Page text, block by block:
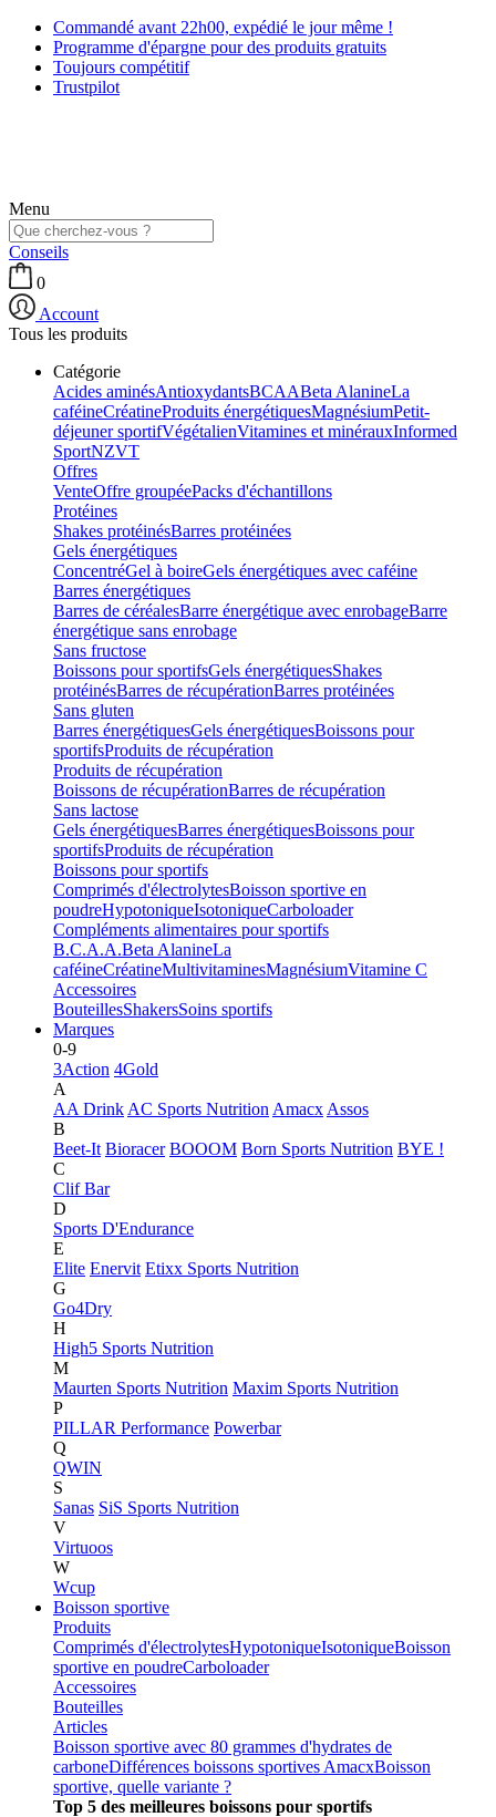
Commandé avant 22h00, expédié le jour même !
Programme d'épargne pour des produits gratuits
Toujours compétitif
Trustpilot
Menu
Conseils
0
Account
Tous les produits
Catégorie
Acides aminésAntioxydantsBCAABeta AlanineLa
caféineCréatineProduits énergétiquesMagnésiumPetit-
déjeuner sportifVégétalienVitamines et minérauxInformed
SportNZVT
Offres
VenteOffre groupéePacks d'échantillons
Protéines
Shakes protéinésBarres protéinées
Gels énergétiques
ConcentréGel à boireGels énergétiques avec caféine
Barres énergétiques
Barres de céréalesBarre énergétique avec enrobageBarre
énergétique sans enrobage
Sans fructose
Boissons pour sportifsGels énergétiquesShakes
protéinésBarres de récupérationBarres protéinées
Sans gluten
Barres énergétiquesGels énergétiquesBoissons pour
sportifsProduits de récupération
Produits de récupération
Boissons de récupérationBarres de récupération
Sans lactose
Gels énergétiquesBarres énergétiquesBoissons pour
sportifsProduits de récupération
Boissons pour sportifs
Comprimés d'électrolytesBoisson sportive en
poudreHypotoniqueIsotoniqueCarboloader
Compléments alimentaires pour sportifs
B.C.A.A.Beta AlanineLa
caféineCréatineMultivitaminesMagnésiumVitamine C
Accessoires
BouteillesShakersSoins sportifs
Marques
0-9
3Action 4Gold
A
AA Drink AC Sports Nutrition Amacx Assos
B
Beet-It Bioracer BOOOM Born Sports Nutrition BYE !
C
Clif Bar
D
Sports D'Endurance
E
Elite Enervit Etixx Sports Nutrition
G
Go4Dry
H
High5 Sports Nutrition
M
Maurten Sports Nutrition Maxim Sports Nutrition
P
PILLAR Performance Powerbar
Q
QWIN
S
Sanas SiS Sports Nutrition
V
Virtuoos
W
Wcup
Boisson sportive
Produits
Comprimés d'électrolytesHypotoniqueIsotoniqueBoisson
sportive en poudreCarboloader
Accessoires
Bouteilles
Articles
Boisson sportive avec 80 grammes d'hydrates de
carboneDifférences boissons sportives AmacxBoisson
sportive, quelle variante ?
Top 5 des meilleures boissons pour sportifs